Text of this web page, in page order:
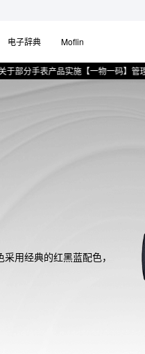
电子辞典 Moflin
手表产品实施【一物一码】管理的公告
用经典的红黑蓝配色，